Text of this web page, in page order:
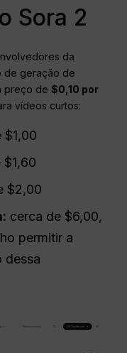
Sora 2
da
de geração de
preço de$0,10 por
vídeos curtos:
$1,00
$1,60
$2,00
cerca de $6,00,
permitir a
dessa